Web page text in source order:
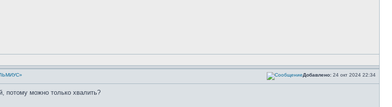
Добавлено: 24 окт 2024 22:34
потому можно только хвалить?